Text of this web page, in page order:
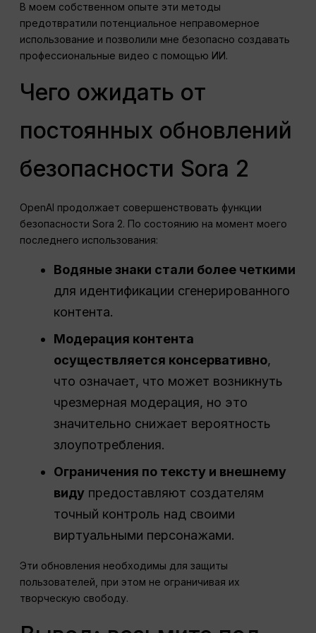
В моем собственном опыте эти методы
предотвратили потенциальное неправомерное
использование и позволили мне безопасно создавать
профессиональные видео с помощью ИИ.
Чего ожидать от
постоянных обновлений
безопасности Sora 2
OpenAI продолжает совершенствовать функции
безопасности Sora 2. По состоянию на момент моего
последнего использования:
Водяные знаки стали более четкими
для идентификации сгенерированного
контента.
Модерация контента
осуществляется консервативно,
что означает, что может возникнуть
чрезмерная модерация, но это
значительно снижает вероятность
злоупотребления.
Ограничения по тексту и внешнему
виду предоставляют создателям
точный контроль над своими
виртуальными персонажами.
Эти обновления необходимы для защиты
пользователей, при этом не ограничивая их
творческую свободу.